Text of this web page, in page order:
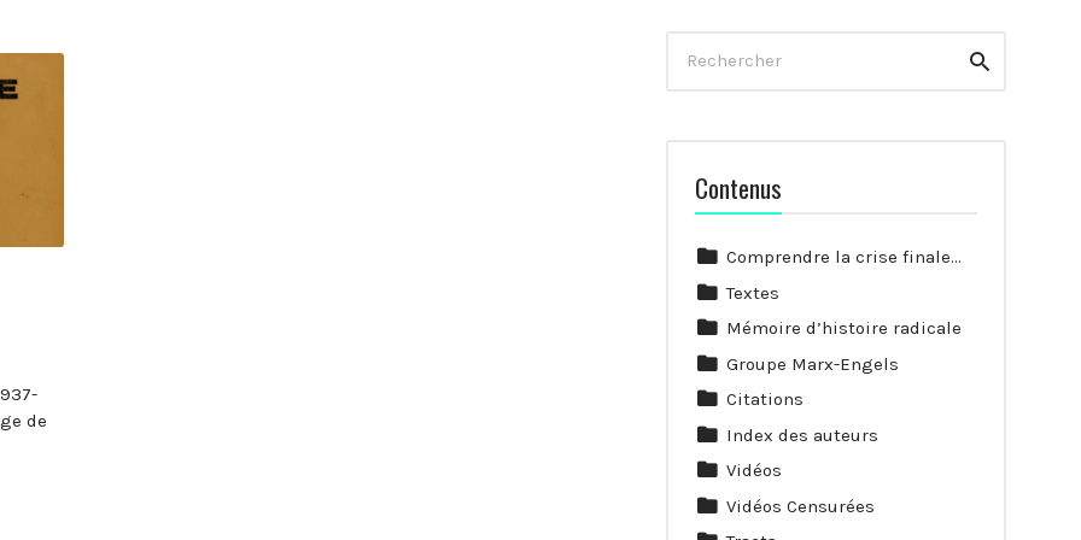
de
Rechercher
Contenus
Comprendre la crise finale…
Textes
Mémoire d’histoire radicale
Groupe Marx-Engels
Citations
Index des auteurs
Vidéos
Vidéos Censurées